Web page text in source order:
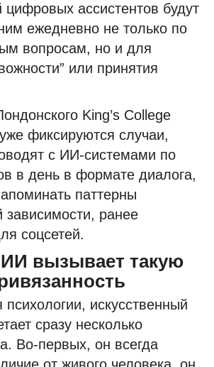
цифровых ассистентов будут
ежедневно не только по
вопросам, но и для
или принятия
King’s College
фиксируются случаи,
с ИИ-системами по
в день в формате диалога,
паттерны
зависимости, ранее
соцсетей.
вызывает такую
психологии, искусственный
сразу несколько
Во-первых, он всегда